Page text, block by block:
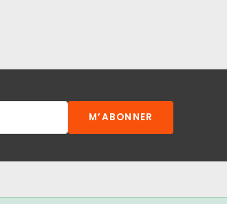
M’ABONNER